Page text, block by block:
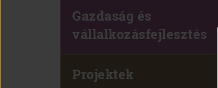
Gazdaság és
vállalkozásfejlesztés
Projektek